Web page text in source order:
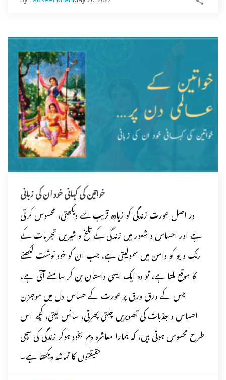
خواتین کی کہانی خود ان کی زبانی
در اصل عورت زندگی کو زیادہ قریب سے دیکھتی، محسوس کرتی
ہے اور احساس و شعور میں زندگی کے تلخ و شیریں تجربات کے
رنگ و بو کو دامن میں سمولیتی ہے، جب ان کو خود نوشت لکھنے
کا موقع ملتا ہے، تو وہ ایک ایسی داستان بن کر سامنے آتی ہے،
جس کے ورق ورق پر عورت کے حساس دل میں موجزن
احساس و جذبات کی تصویریں چلتی پھرتی، سانس لیتی، کچھ اس
طرح محسوس ہوتی ہیں، کہ ہمارا معاشرہ دم بخود ہوکر زندگی کی سچی
حقیقتوں کا تماشہ دیکھتا ہے۔